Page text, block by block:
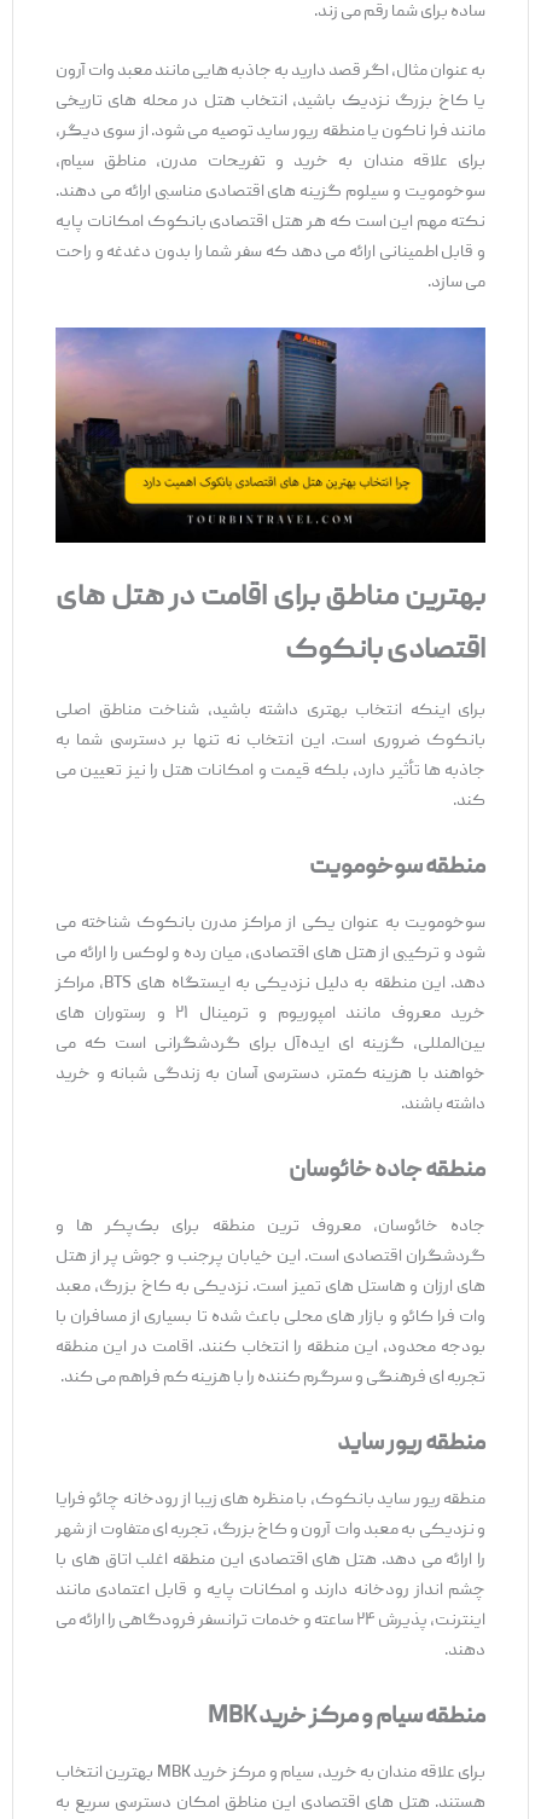
ساده برای شما رقم می ‌زند.
به‌ عنوان مثال، اگر قصد دارید به جاذبه‌ هایی مانند معبد وات آرون
یا کاخ بزرگ نزدیک باشید، انتخاب هتل در محله‌ های تاریخی
مانند فرا ناکون یا منطقه ریور ساید توصیه می ‌شود. از سوی دیگر،
برای علاقه‌ مندان به خرید و تفریحات مدرن، مناطق سیام،
سوخومویت و سیلوم گزینه ‌های اقتصادی مناسبی ارائه می ‌دهند.
نکته مهم این است که هر هتل اقتصادی بانکوک امکانات پایه
و قابل اطمینانی ارائه می ‌دهد که سفر شما را بدون دغدغه و راحت
می‌ سازد.
بهترین مناطق برای اقامت در هتل‌ های
اقتصادی بانکوک
برای اینکه انتخاب بهتری داشته باشید، شناخت مناطق اصلی
بانکوک ضروری است. این انتخاب نه تنها بر دسترسی شما به
جاذبه‌ ها تأثیر دارد، بلکه قیمت و امکانات هتل را نیز تعیین می
‌کند.
منطقه سوخومویت
سوخومویت به‌ عنوان یکی از مراکز مدرن بانکوک شناخته می
‌شود و ترکیبی از هتل‌ های اقتصادی، میان ‌رده و لوکس را ارائه می
‌دهد. این منطقه به دلیل نزدیکی به ایستگاه‌ های BTS، مراکز
خرید معروف مانند امپوریوم و ترمینال ۲۱ و رستوران ‌های
بین‌المللی، گزینه ‌ای ایده‌آل برای گردشگرانی است که می‌
خواهند با هزینه کمتر، دسترسی آسان به زندگی شبانه و خرید
داشته باشند.
منطقه جاده خائوسان
جاده خائوسان، معروف ‌ترین منطقه برای بک‌پکر ها و
گردشگران اقتصادی است. این خیابان پرجنب ‌و جوش پر از هتل‌
های ارزان و هاستل ‌های تمیز است. نزدیکی به کاخ بزرگ، معبد
وات فرا کائو و بازار های محلی باعث شده تا بسیاری از مسافران با
بودجه محدود، این منطقه را انتخاب کنند. اقامت در این منطقه
تجربه ‌ای فرهنگی و سرگرم‌ کننده را با هزینه کم فراهم می ‌کند.
منطقه ریور ساید
منطقه ریور ساید بانکوک، با منظره‌ های زیبا از رودخانه چائو فرایا
و نزدیکی به معبد وات آرون و کاخ بزرگ، تجربه ‌ای متفاوت از شهر
را ارائه می ‌دهد. هتل ‌های اقتصادی این منطقه اغلب اتاق ‌های با
چشم ‌انداز رودخانه دارند و امکانات پایه و قابل اعتمادی مانند
اینترنت، پذیرش ۲۴ ساعته و خدمات ترانسفر فرودگاهی را ارائه می‌
دهند.
منطقه سیام و مرکز خریدMBK
برای علاقه ‌مندان به خرید، سیام و مرکز خرید MBK بهترین انتخاب
هستند. هتل‌ های اقتصادی این مناطق امکان دسترسی سریع به